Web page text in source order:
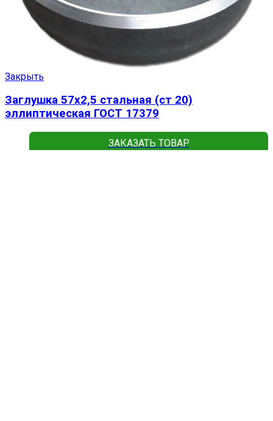
Закрыть
Заглушка 57х2,5 стальная (ст 20)
эллиптическая ГОСТ 17379
ЗАКАЗАТЬ ТОВАР